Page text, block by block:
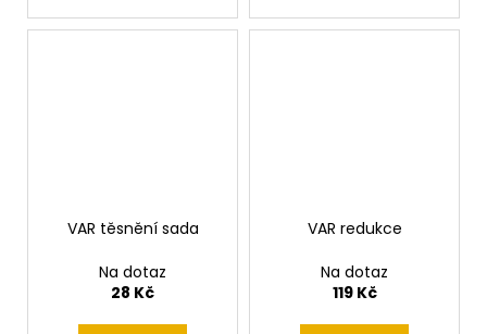
VAR těsnění sada
Na dotaz
28 Kč
VAR redukce
Na dotaz
119 Kč